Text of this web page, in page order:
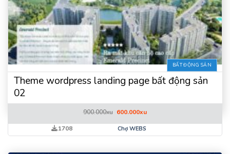
BẤT ĐỘNG SẢN
Theme wordpress landing page bất động sản
02
900.000xu Giá
là:
900.000xu.
600.000xuGiá
tại
1708 Chợ WEBS